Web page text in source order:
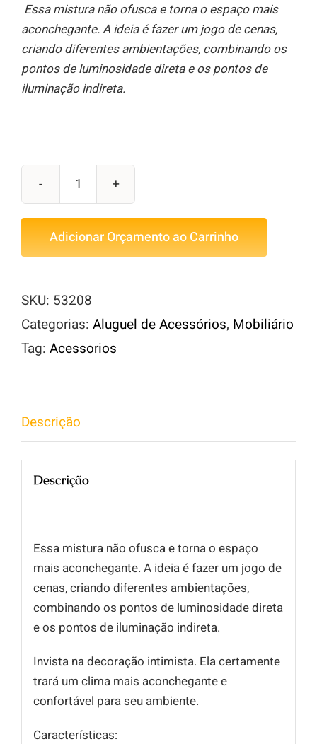
Essa mistura não ofusca e torna o espaço mais
aconchegante. A ideia é fazer um jogo de cenas,
criando diferentes ambientações, combinando os
pontos de luminosidade direta e os pontos de
iluminação indireta.
de
3m
quantidade
Adicionar Orçamento ao Carrinho
SKU: 53208
Categorias: Aluguel de Acessórios, Mobiliário
Tag: Acessorios
Descrição
Descrição
Essa mistura não ofusca e torna o espaço
mais aconchegante. A ideia é fazer um jogo de
cenas, criando diferentes ambientações,
combinando os pontos de luminosidade direta
e os pontos de iluminação indireta.
Invista na decoração intimista. Ela certamente
trará um clima mais aconchegante e
confortável para seu ambiente.
Características: